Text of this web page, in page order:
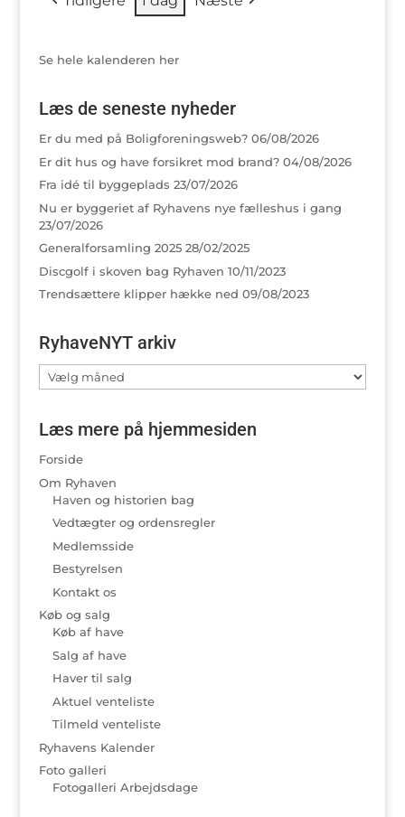
Se hele kalenderen her
Læs de seneste nyheder
Er du med på Boligforeningsweb? 06/08/2026
Er dit hus og have forsikret mod brand? 04/08/2026
Fra idé til byggeplads 23/07/2026
Nu er byggeriet af Ryhavens nye fælleshus i gang
23/07/2026
Generalforsamling 2025 28/02/2025
Discgolf i skoven bag Ryhaven 10/11/2023
Trendsættere klipper hække ned 09/08/2023
RyhaveNYT arkiv
RyhaveNYT
arkiv
Læs mere på hjemmesiden
Forside
Om Ryhaven
Haven og historien bag
Vedtægter og ordensregler
Medlemsside
Bestyrelsen
Kontakt os
Køb og salg
Køb af have
Salg af have
Haver til salg
Aktuel venteliste
Tilmeld venteliste
Ryhavens Kalender
Foto galleri
Fotogalleri Arbejdsdage